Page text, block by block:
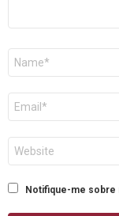
mail
Notifique-me sobre